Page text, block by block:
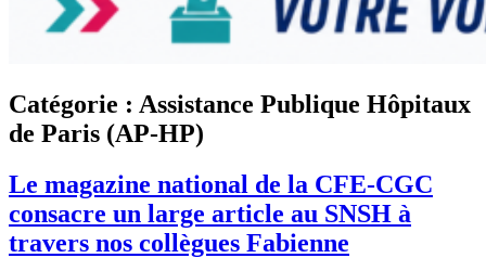
Catégorie : Assistance Publique Hôpitaux
de Paris (AP-HP)
Le magazine national de la CFE-CGC
consacre un large article au SNSH à
travers nos collègues Fabienne